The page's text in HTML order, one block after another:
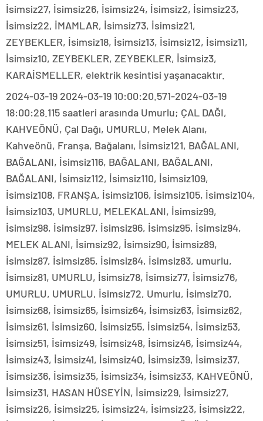
İsimsiz27, İsimsiz26, İsimsiz24, İsimsiz2, İsimsiz23,
İsimsiz22, İMAMLAR, İsimsiz73, İsimsiz21,
ZEYBEKLER, İsimsiz18, İsimsiz13, İsimsiz12, İsimsiz11,
İsimsiz10, ZEYBEKLER, ZEYBEKLER, İsimsiz3,
KARAİSMELLER, elektrik kesintisi yaşanacaktır.
2024-03-19 2024-03-19 10:00:20.571-2024-03-19
18:00:28.115 saatleri arasında Umurlu; ÇAL DAĞI,
KAHVEÖNÜ, Çal Dağı, UMURLU, Melek Alanı,
Kahveönü, Franşa, Bağalanı, İsimsiz121, BAĞALANI,
BAĞALANI, İsimsiz116, BAĞALANI, BAĞALANI,
BAĞALANI, İsimsiz112, İsimsiz110, İsimsiz109,
İsimsiz108, FRANŞA, İsimsiz106, İsimsiz105, İsimsiz104,
İsimsiz103, UMURLU, MELEKALANI, İsimsiz99,
İsimsiz98, İsimsiz97, İsimsiz96, İsimsiz95, İsimsiz94,
MELEK ALANI, İsimsiz92, İsimsiz90, İsimsiz89,
İsimsiz87, İsimsiz85, İsimsiz84, İsimsiz83, umurlu,
İsimsiz81, UMURLU, İsimsiz78, İsimsiz77, İsimsiz76,
UMURLU, UMURLU, İsimsiz72, Umurlu, İsimsiz70,
İsimsiz68, İsimsiz65, İsimsiz64, İsimsiz63, İsimsiz62,
İsimsiz61, İsimsiz60, İsimsiz55, İsimsiz54, İsimsiz53,
İsimsiz51, İsimsiz49, İsimsiz48, İsimsiz46, İsimsiz44,
İsimsiz43, İsimsiz41, İsimsiz40, İsimsiz39, İsimsiz37,
İsimsiz36, İsimsiz35, İsimsiz34, İsimsiz33, KAHVEÖNÜ,
İsimsiz31, HASAN HÜSEYİN, İsimsiz29, İsimsiz27,
İsimsiz26, İsimsiz25, İsimsiz24, İsimsiz23, İsimsiz22,